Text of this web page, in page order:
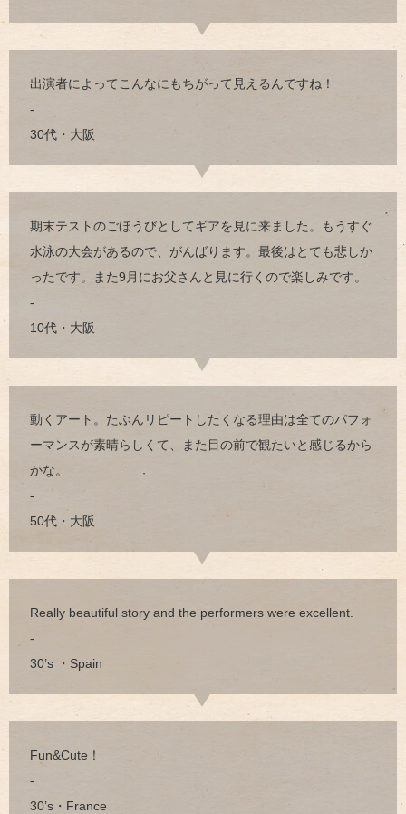
出演者によってこんなにもちがって見えるんですね！
-
30代・大阪
期末テストのごほうびとしてギアを見に来ました。もうすぐ
水泳の大会があるので、がんばります。最後はとても悲しか
ったです。また9月にお父さんと見に行くので楽しみです。
-
10代・大阪
動くアート。たぶんリピートしたくなる理由は全てのパフォ
ーマンスが素晴らしくて、また目の前で観たいと感じるから
かな。
-
50代・大阪
Really beautiful story and the performers were excellent.
-
30’s ・Spain
Fun&Cute！
-
30’s・France